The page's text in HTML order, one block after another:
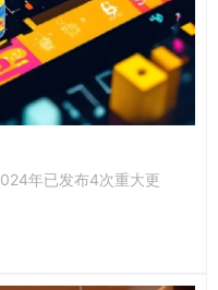
年已发布4次重大更